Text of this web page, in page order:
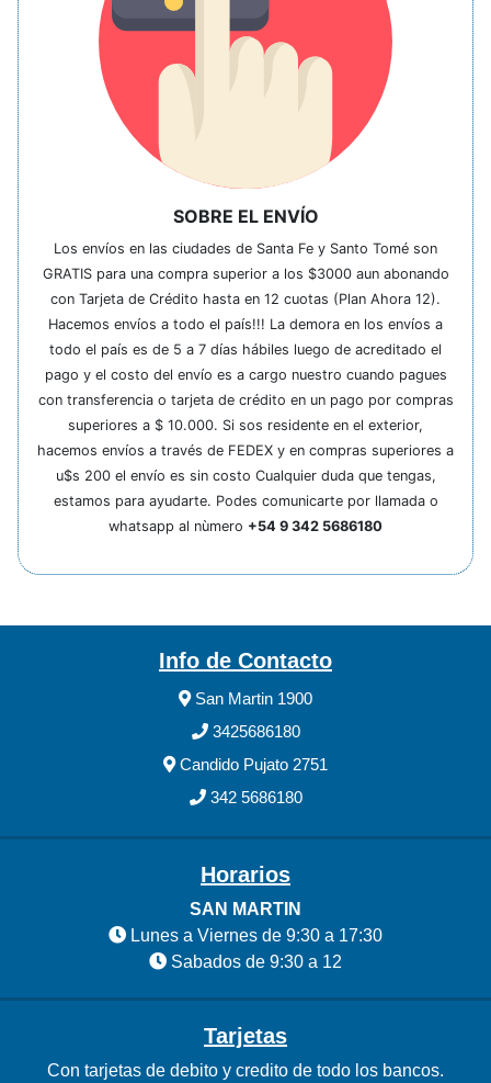
SOBRE EL ENVÍO
Los envíos en las ciudades de Santa Fe y Santo Tomé son
GRATIS para una compra superior a los $3000 aun abonando
con Tarjeta de Crédito hasta en 12 cuotas (Plan Ahora 12).
Hacemos envíos a todo el país!!! La demora en los envíos a
todo el país es de 5 a 7 días hábiles luego de acreditado el
pago y el costo del envío es a cargo nuestro cuando pagues
con transferencia o tarjeta de crédito en un pago por compras
superiores a $ 10.000. Si sos residente en el exterior,
hacemos envíos a través de FEDEX y en compras superiores a
u$s 200 el envío es sin costo Cualquier duda que tengas,
estamos para ayudarte. Podes comunicarte por llamada o
whatsapp al nùmero +54 9 342 5686180
Info de Contacto
San Martin 1900
3425686180
Candido Pujato 2751
342 5686180
Horarios
SAN MARTIN
Lunes a Viernes de 9:30 a 17:30
Sabados de 9:30 a 12
Tarjetas
Con tarjetas de debito y credito de todo los bancos.